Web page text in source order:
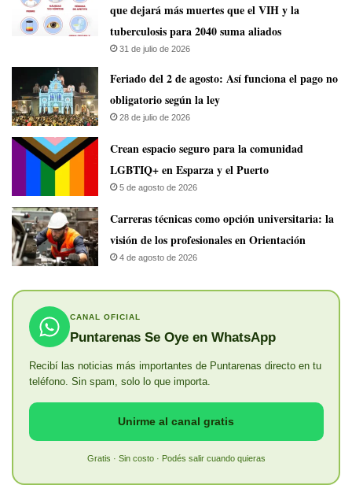
que dejará más muertes que el VIH y la
tuberculosis para 2040 suma aliados
31 de julio de 2026
Feriado del 2 de agosto: Así funciona el pago no
obligatorio según la ley
28 de julio de 2026
Crean espacio seguro para la comunidad
LGBTIQ+ en Esparza y el Puerto
5 de agosto de 2026
Carreras técnicas como opción universitaria: la
visión de los profesionales en Orientación
4 de agosto de 2026
CANAL OFICIAL
Puntarenas Se Oye en WhatsApp
Recibí las noticias más importantes de Puntarenas directo en tu
teléfono. Sin spam, solo lo que importa.
Unirme al canal gratis
Gratis · Sin costo · Podés salir cuando quieras